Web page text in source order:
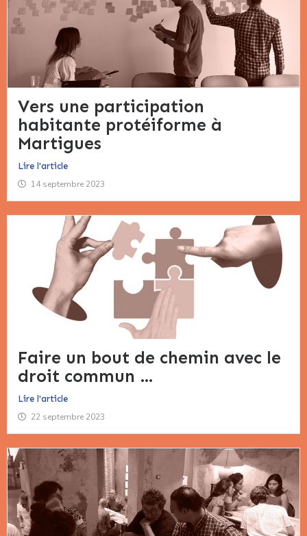
Vers une participation
habitante protéiforme à
Martigues​
Lire l'article
14 septembre 2023
Faire un bout de chemin avec le
droit commun …
Lire l'article
22 septembre 2023